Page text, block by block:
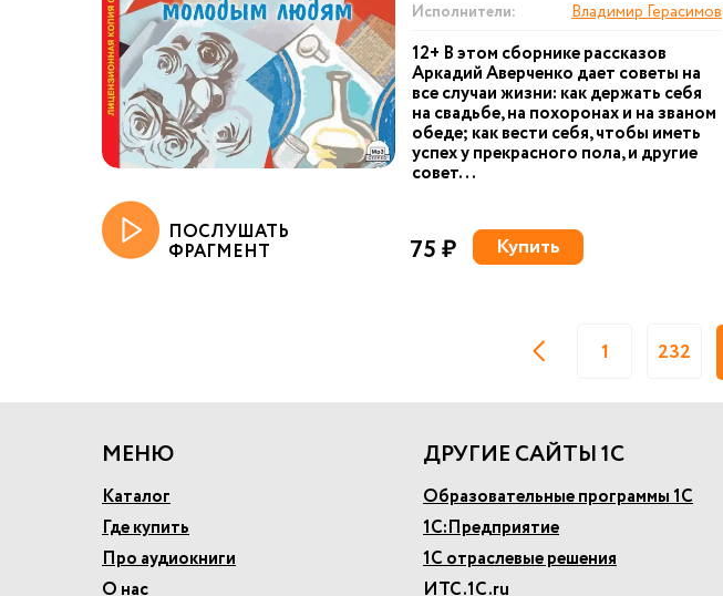
Исполнители:
Владимир Герасимов
12+ В этом сборнике рассказов
Аркадий Аверченко дает советы на
все случаи жизни: как держать себя
на свадьбе, на похоронах и на званом
обеде; как вести себя, чтобы иметь
успех у прекрасного пола, и другие
совет...
ПОСЛУШАТЬ
ФРАГМЕНТ 75 ₽ Купить
1 232
МЕНЮ
Каталог
Где купить
Про аудиокниги
О нас
ДРУГИЕ САЙТЫ 1С
Образовательные программы 1С
1С:Предприятие
1С отраслевые решения
ИТС.1С.ru